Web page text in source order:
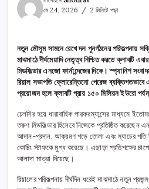
মে 24, 2026
2 মিনিটে পড়া
নতুন মৌসুম সামনে রেখে দল পুনর্গঠনের পরিকল্পনায়
মাঝমাঠে দীর্ঘমেয়াদি নেতৃত্ব নিশ্চিত করতে ক্লাবটি
মিডফিল্ডার এনজো ফার্নান্দেজের দিকে। স্প্যানিশ
রিয়াল সভাপতি ফ্লোরেন্তিনো পেরেজ ব্যক্তিগতভাবে
প্রয়োজন হলে ক্লাবটি প্রায় ১৫০ মিলিয়ন ইউরো
চেলসির হয়ে ধারাবাহিক পারফরম্যান্সের মাধ্যমে
তরুণ মিডফিল্ডার হিসেবে নিজেকে প্রতিষ্ঠিত
আদান-প্রদান, আক্রমণ গড়ে তোলা এবং ম্যাচের গতি
কোচিং স্টাফকে মুগ্ধ করেছে। এছাড়া প্রতিপক্ষের
আলাদা মাত্রা দিয়েছে।
রিয়ালের পরিকল্পনায় দীর্ঘদিন ধরেই মাঝমাঠে নতুন